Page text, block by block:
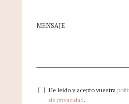
MENSAJE
He leído y acepto vuestra
de privacidad.